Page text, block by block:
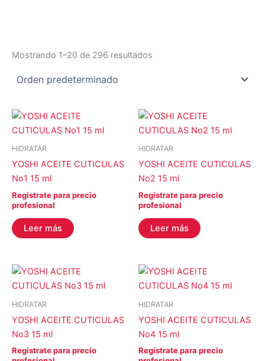
JANSSEN COSMETICS
(6)
KRYOLAN (16)
MAXYMOVA
NOYLES (0)
STALEKS
COLOR del producto
EFECTO del producto
Categorías del producto
Mostrando 1–20 de 296 resultados
HIDRATAR
YOSHI ACEITE CUTICULAS
No1 15 ml
Regístrate para precio
profesional
Leer más
HIDRATAR
YOSHI ACEITE CUTICULAS
No2 15 ml
Regístrate para precio
profesional
Leer más
HIDRATAR
YOSHI ACEITE CUTICULAS
No3 15 ml
Regístrate para precio
HIDRATAR
YOSHI ACEITE CUTICULAS
No4 15 ml
Regístrate para precio